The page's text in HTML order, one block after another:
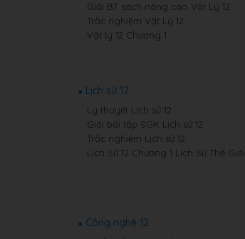
Giải BT sách nâng cao Vật Lý 12
Trắc nghiệm Vật Lý 12
Vật lý 12 Chương 1
Lịch sử 12
Lý thuyết Lịch sử 12
Giải bài tập SGK Lịch sử 12
Trắc nghiệm Lịch sử 12
Lịch Sử 12 Chương 1 Lịch Sử Thế Giới
Công nghệ 12